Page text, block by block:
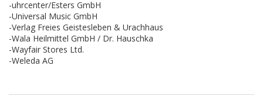
-uhrcenter/Esters GmbH
-Universal Music GmbH
-Verlag Freies Geistesleben & Urachhaus
-Wala Heilmittel GmbH / Dr. Hauschka
-Wayfair Stores Ltd.
-Weleda AG